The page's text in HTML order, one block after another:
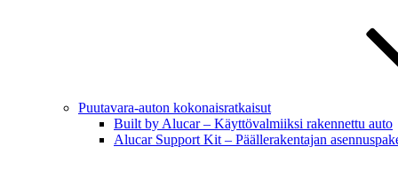
Puutavara-auton kokonaisratkaisut
Built by Alucar – Käyttövalmiiksi rakennettu auto
Alucar Support Kit – Päällerakentajan